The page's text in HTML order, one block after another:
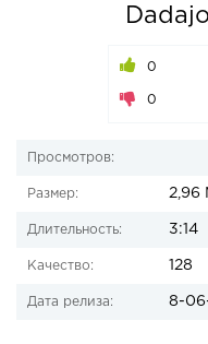
0
0
Просмотров:
Размер: 2,96
Длительность: 3:14
Качество: 128
Дата релиза: 8-